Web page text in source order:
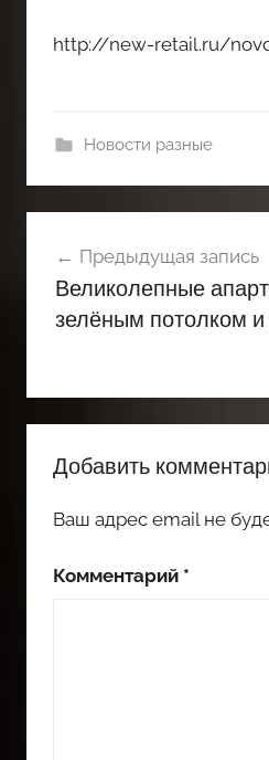
http://new-retail.ru/
Новости разные
по
записям
Предыдущая запись
Великолепные
зелёным потолком
Добавить
Ваш адрес email не
Комментарий *